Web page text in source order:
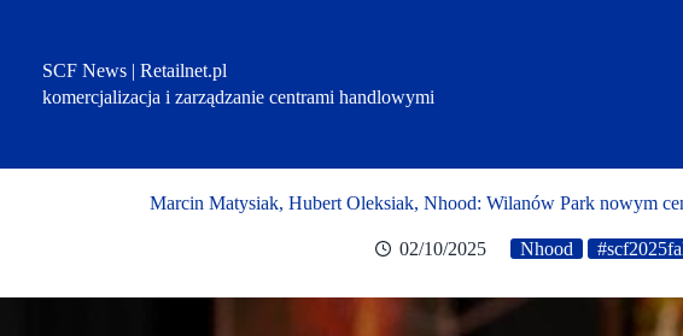
SCF News | Retailnet.pl
komercjalizacja i zarządzanie centrami handlowymi
Marcin Matysiak, Hubert Oleksiak, Nhood: Wilanów Park nowym
02/10/2025 Nhood